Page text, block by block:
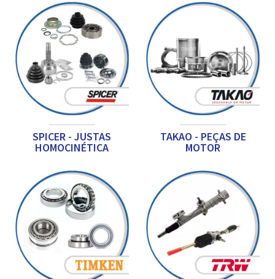
SPICER - JUSTAS
HOMOCINÉTICA
TAKAO - PEÇAS DE
MOTOR